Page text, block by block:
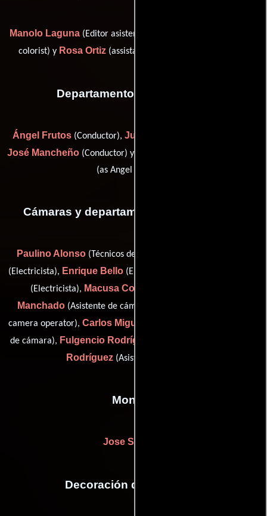
Manolo Laguna (Editor asistente),
colorist) y Rosa Ortiz(assistant editor (as Rosa Mª. Ortiz))
Departamento de transporte
Ángel Frutos (Conductor), Julián Hernández
José Mancheño (Conductor) y
(as Angel Megino))
Cámaras y departamento de electricidad
Paulino Alonso(Técnicos de iluminación),
(Electricista), Enrique Bello (Electricista),
(Electricista), Macusa Cores
Manchado (Asistente de cámara),
camera operator), Carlos Miguel
de cámara), Fulgencio Rodríguez
Rodríguez (Asistente de cámara)
Montaje
Jose Salcedo
Decoración de escenario